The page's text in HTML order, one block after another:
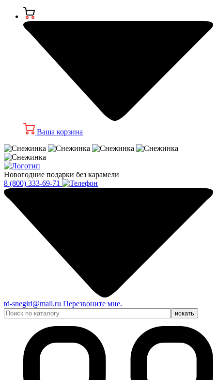
Ваша корзина
Новогодние подарки без карамели
8 (800) 333-69-71
td-snegiri@mail.ru Перезвоните мне.